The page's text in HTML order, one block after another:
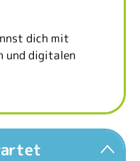
dich mit
und digitalen